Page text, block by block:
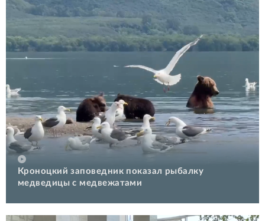
Кроноцкий заповедник показал рыбалку
медведицы с медвежатами